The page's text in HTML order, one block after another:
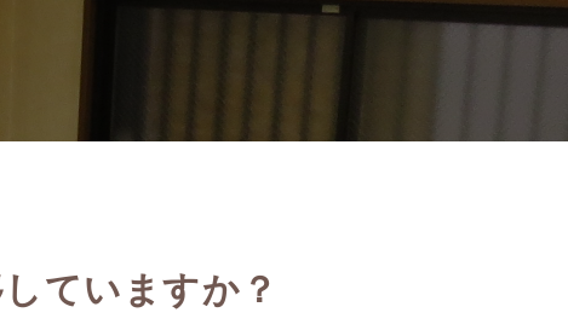
ていますか？